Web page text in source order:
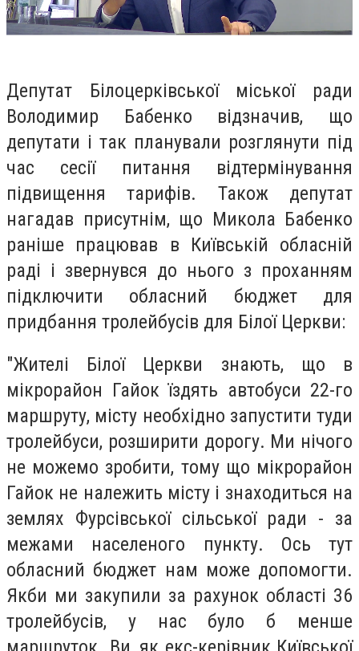
Депутат Білоцерківської міської ради
Володимир Бабенко відзначив, що
депутати і так планували розглянути під
час сесії питання відтермінування
підвищення тарифів. Також депутат
нагадав присутнім, що Микола Бабенко
раніше працював в Київській обласній
раді і звернувся до нього з проханням
підключити обласний бюджет для
придбання тролейбусів для Білої Церкви:
"Жителі Білої Церкви знають, що в
мікрорайон Гайок їздять автобуси 22-го
маршруту, місту необхідно запустити туди
тролейбуси, розширити дорогу. Ми нічого
не можемо зробити, тому що мікрорайон
Гайок не належить місту і знаходиться на
землях Фурсівської сільської ради - за
межами населеного пункту. Ось тут
обласний бюджет нам може допомогти.
Якби ми закупили за рахунок області 36
тролейбусів, у нас було б менше